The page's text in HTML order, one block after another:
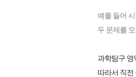
예를 들어
두 문제를
과학탐구
따라서 직